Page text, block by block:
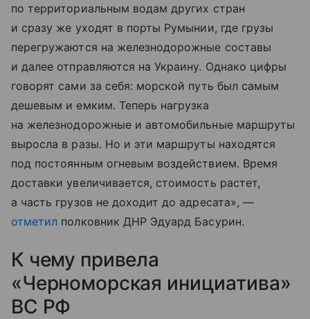
по территориальным водам других стран
и сразу же уходят в порты Румынии, где грузы
перегружаются на железнодорожные составы
и далее отправляются на Украину. Однако цифры
говорят сами за себя: морской путь был самым
дешевым и емким. Теперь нагрузка
на железнодорожные и автомобильные маршруты
выросла в разы. Но и эти маршруты находятся
под постоянным огневым воздействием. Время
доставки увеличивается, стоимость растет,
а часть грузов не доходит до адресата», —
отметил полковник ДНР Эдуард Басурин.
К чему привела
«Черноморская инициатива»
ВС РФ